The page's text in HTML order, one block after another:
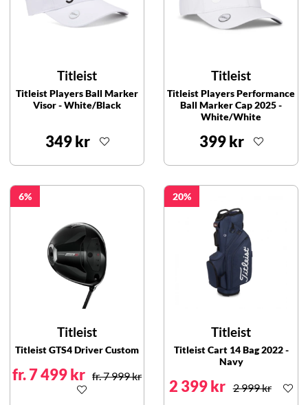
Titleist
Titleist Players Ball Marker
Visor - White/Black
349 kr
Titleist
Titleist Players Performance
Ball Marker Cap 2025 -
White/White
399 kr
6
Titleist
Titleist GTS4 Driver Custom
fr. 7 499 kr fr. 7 999 kr
20
Titleist
Titleist Cart 14 Bag 2022 -
Navy
2 399 kr 2 999 kr